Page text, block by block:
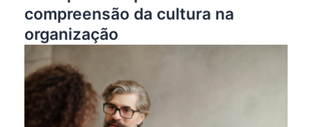
compreensão da cultura na
organização